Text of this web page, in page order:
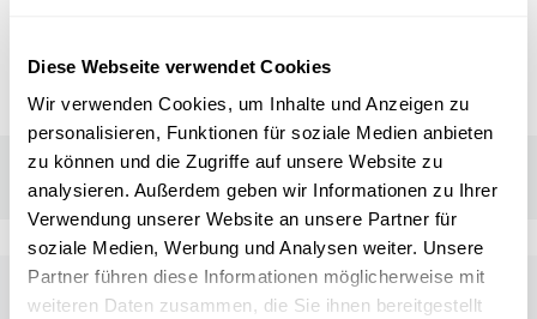
Diese Webseite verwendet Cookies
Wir verwenden Cookies, um Inhalte und Anzeigen zu
personalisieren, Funktionen für soziale Medien anbieten
zu können und die Zugriffe auf unsere Website zu
analysieren. Außerdem geben wir Informationen zu Ihrer
Verwendung unserer Website an unsere Partner für
soziale Medien, Werbung und Analysen weiter. Unsere
Partner führen diese Informationen möglicherweise mit
weiteren Daten zusammen, die Sie ihnen bereitgestellt